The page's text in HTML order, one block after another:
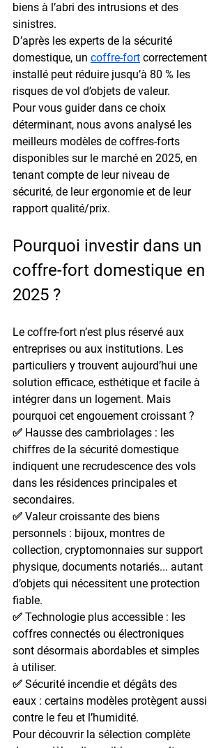
biens à l’abri des intrusions et des
sinistres.
D’après les experts de la sécurité
domestique, un coffre-fort correctement
installé peut réduire jusqu’à 80 % les
risques de vol d’objets de valeur.
Pour vous guider dans ce choix
déterminant, nous avons analysé les
meilleurs modèles de coffres-forts
disponibles sur le marché en 2025, en
tenant compte de leur niveau de
sécurité, de leur ergonomie et de leur
rapport qualité/prix.
Pourquoi investir dans un
coffre-fort domestique en
2025 ?
Le coffre-fort n’est plus réservé aux
entreprises ou aux institutions. Les
particuliers y trouvent aujourd’hui une
solution efficace, esthétique et facile à
intégrer dans un logement. Mais
pourquoi cet engouement croissant ?
✅ Hausse des cambriolages : les
chiffres de la sécurité domestique
indiquent une recrudescence des vols
dans les résidences principales et
secondaires.
✅ Valeur croissante des biens
personnels : bijoux, montres de
collection, cryptomonnaies sur support
physique, documents notariés... autant
d’objets qui nécessitent une protection
fiable.
✅ Technologie plus accessible : les
coffres connectés ou électroniques
sont désormais abordables et simples
à utiliser.
✅ Sécurité incendie et dégâts des
eaux : certains modèles protègent aussi
contre le feu et l’humidité.
Pour découvrir la sélection complète